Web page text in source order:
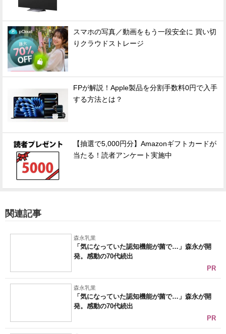
スマホの写真／動画をもう一段安全に 買い切
りクラウドストレージ
FPが解説！Apple製品を分割手数料0円で入手
する方法とは？
【抽選で5,000円分】Amazonギフトカードが
当たる！読者アンケート実施中
関連記事
森永乳業
「気になっていた認知機能が菌で…」森永が開
発。感動の70代続出
PR
森永乳業
「気になっていた認知機能が菌で…」森永が開
発。感動の70代続出
PR